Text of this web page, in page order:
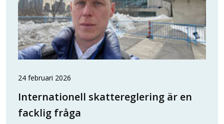
24 februari 2026
Internationell skattereglering är en
facklig fråga